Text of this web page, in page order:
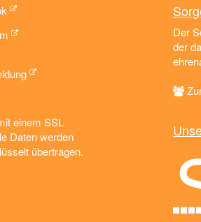
einem SSL
Daten werden
übertragen.
Der
der